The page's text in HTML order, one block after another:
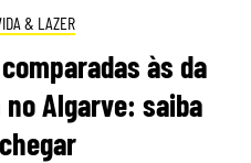
& LAZER
às da
Algarve: saiba